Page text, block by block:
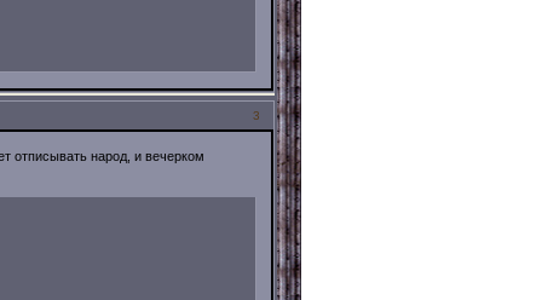
3
отписывать народ, и вечерком